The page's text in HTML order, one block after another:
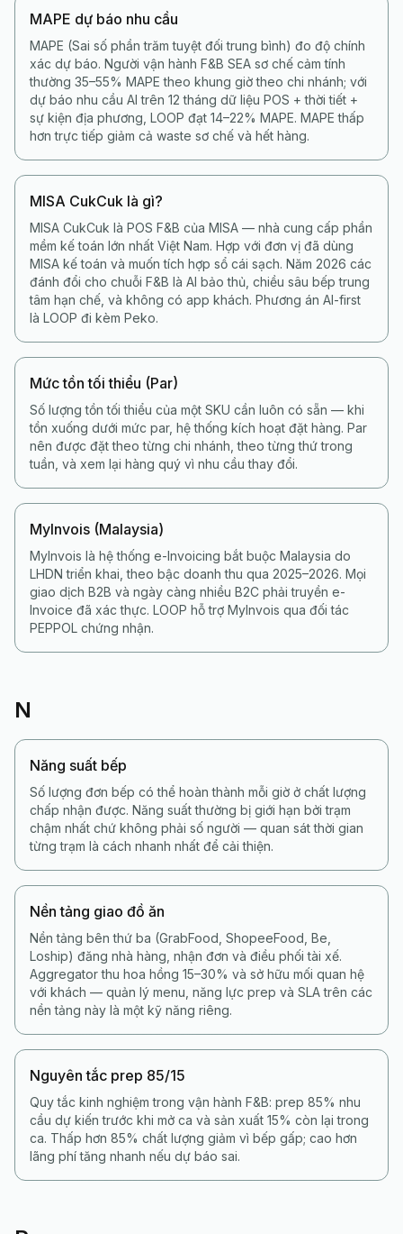
MAPE dự báo nhu cầu
MAPE (Sai số phần trăm tuyệt đối trung bình) đo độ chính
xác dự báo. Người vận hành F&B SEA sơ chế cảm tính
thường 35–55% MAPE theo khung giờ theo chi nhánh; với
dự báo nhu cầu AI trên 12 tháng dữ liệu POS + thời tiết +
sự kiện địa phương, LOOP đạt 14–22% MAPE. MAPE thấp
hơn trực tiếp giảm cả waste sơ chế và hết hàng.
MISA CukCuk là gì?
MISA CukCuk là POS F&B của MISA — nhà cung cấp phần
mềm kế toán lớn nhất Việt Nam. Hợp với đơn vị đã dùng
MISA kế toán và muốn tích hợp sổ cái sạch. Năm 2026 các
đánh đổi cho chuỗi F&B là AI bảo thủ, chiều sâu bếp trung
tâm hạn chế, và không có app khách. Phương án AI-first
là LOOP đi kèm Peko.
Mức tồn tối thiểu (Par)
Số lượng tồn tối thiểu của một SKU cần luôn có sẵn — khi
tồn xuống dưới mức par, hệ thống kích hoạt đặt hàng. Par
nên được đặt theo từng chi nhánh, theo từng thứ trong
tuần, và xem lại hàng quý vì nhu cầu thay đổi.
MyInvois (Malaysia)
MyInvois là hệ thống e-Invoicing bắt buộc Malaysia do
LHDN triển khai, theo bậc doanh thu qua 2025–2026. Mọi
giao dịch B2B và ngày càng nhiều B2C phải truyền e-
Invoice đã xác thực. LOOP hỗ trợ MyInvois qua đối tác
PEPPOL chứng nhận.
N
Năng suất bếp
Số lượng đơn bếp có thể hoàn thành mỗi giờ ở chất lượng
chấp nhận được. Năng suất thường bị giới hạn bởi trạm
chậm nhất chứ không phải số người — quan sát thời gian
từng trạm là cách nhanh nhất để cải thiện.
Nền tảng giao đồ ăn
Nền tảng bên thứ ba (GrabFood, ShopeeFood, Be,
Loship) đăng nhà hàng, nhận đơn và điều phối tài xế.
Aggregator thu hoa hồng 15–30% và sở hữu mối quan hệ
với khách — quản lý menu, năng lực prep và SLA trên các
nền tảng này là một kỹ năng riêng.
Nguyên tắc prep 85/15
Quy tắc kinh nghiệm trong vận hành F&B: prep 85% nhu
cầu dự kiến trước khi mở ca và sản xuất 15% còn lại trong
ca. Thấp hơn 85% chất lượng giảm vì bếp gấp; cao hơn
lãng phí tăng nhanh nếu dự báo sai.